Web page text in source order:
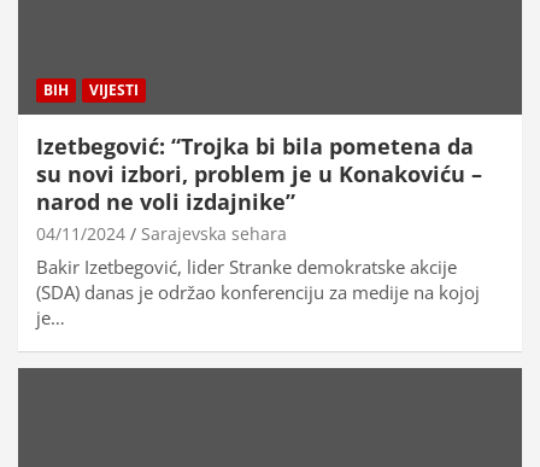
BIH VIJESTI
Izetbegović: “Trojka bi bila pometena da
su novi izbori, problem je u Konakoviću –
narod ne voli izdajnike”
04/11/2024 Sarajevska sehara
Bakir Izetbegović, lider Stranke demokratske akcije
(SDA) danas je održao konferenciju za medije na kojoj
je…